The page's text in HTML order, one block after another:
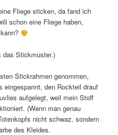
Fliege sticken, da fand ich
schon eine Fliege haben,
das Stickmuster.)
Stickrahmen genommen,
eingespannt, den Rockteil drauf
aufgelegt, weil mein Stoff
(Wenn man genau
nicht schwaz, sondern
des Kleides.